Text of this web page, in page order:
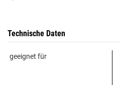
Technische Daten
geeignet für